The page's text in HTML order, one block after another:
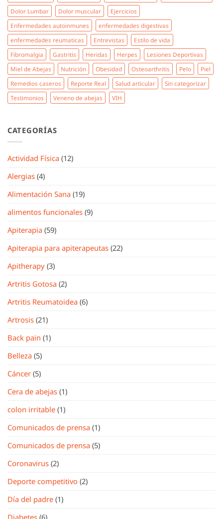
Dolor Lumbar
Dolor muscular
Ejercicios
Enfermedades autoinmunes
enfermedades digestivas
enfermedades reumaticas
Entrevistas
Estilo de vida
Fibromalgia
Gastritis Heridas Herpes
Lesiones Deportivas
Miel de Abejas
Nutrición Obesidad Osteoarthritis Pelo
Piel
Remedios caseros
Reporte Real Salud articular
Sin categorizar
Testimonios
Veneno de abejas VIH
CATEGORÍAS
Actividad Física (12)
Alergias (4)
Alimentación Sana (19)
alimentos funcionales (9)
Apiterapia (59)
Apiterapia para apiterapeutas (22)
Apitherapy (3)
Artritis Gotosa (2)
Artritis Reumatoidea (6)
Artrosis (21)
Back pain (1)
Belleza (5)
Cáncer (5)
Cera de abejas (1)
colon irritable (1)
Comunicados de prensa (1)
Comunicados de prensa (5)
Coronavirus (2)
Deporte competitivo (2)
Día del padre (1)